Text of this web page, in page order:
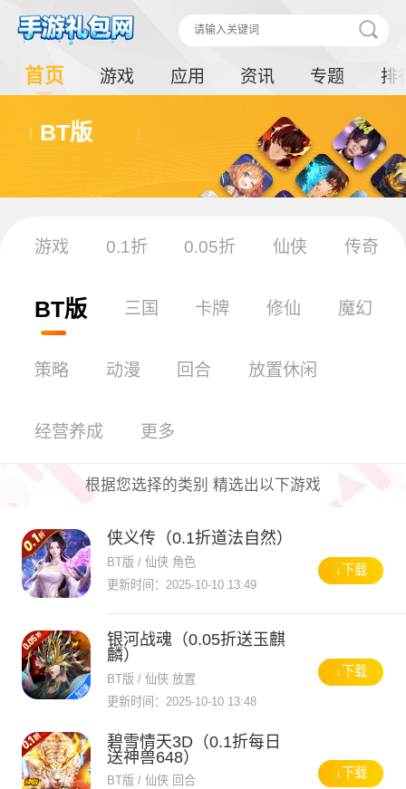
首页 游戏 应用 资讯 专题 排
BT版
游戏 0.1折 0.05折 仙侠 传奇
BT版 三国 卡牌 修仙 魔幻
策略 动漫 回合 放置休闲
经营养成 更多
根据您选择的类别 精选出以下游戏
侠义传（0.1折道法自然）
BT版 / 仙侠 角色
更新时间：2025-10-10 13:49
↓下载
银河战魂（0.05折送玉麒
麟）
BT版 / 仙侠 放置
更新时间：2025-10-10 13:48
↓下载
碧雪情天3D（0.1折每日
送神兽648）
BT版 / 仙侠 回合
↓下载